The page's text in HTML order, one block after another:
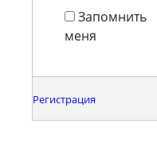
Запомнить
меня
Регистрация